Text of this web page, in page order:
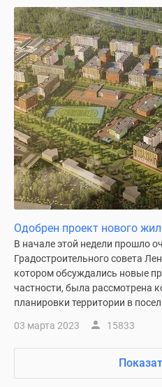
Одобрен проект нового
В начале этой недели прошло
Градостроительного совета
котором обсуждались новые
частности, была рассмотрена
планировки территории в
03 марта 2023 15833